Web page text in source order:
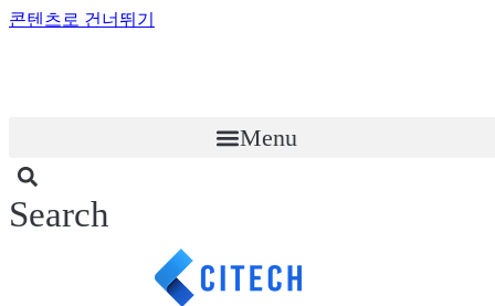
콘텐츠로 건너뛰기
Menu
Search